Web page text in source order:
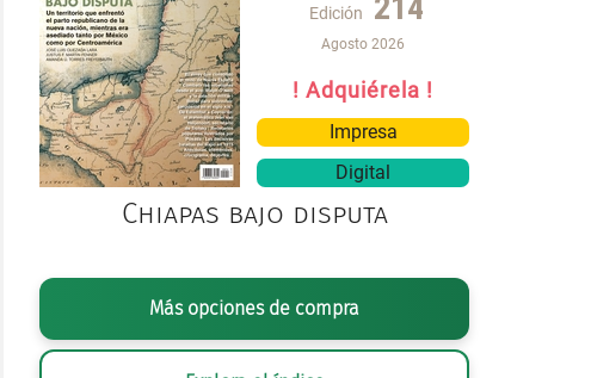
Edición
Agosto 2026
! Adquiérela !
Impresa
Digital
Chiapas bajo disputa
Más opciones de compra